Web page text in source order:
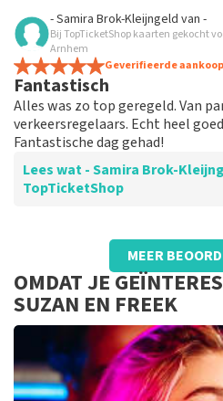
Beoordeling van Anoniem over
Prima geregeld alles
Super
- Samira Brok-Kleijngeld van -
Bij TopTicketShop kaarten gekocht
Arnhem
Geverifieerde aankoop
Fantastisch
Alles was zo top geregeld. Van
verkeersregelaars. Echt heel
Fantastische dag gehad!
Lees wat - Samira Brok-Kleijngeld schreef over
TopTicketShop
Beoordeling van - Samira Brok-
Topppp
Goede communicatie en
MEER
OMDAT JE
SUZAN EN FREEK